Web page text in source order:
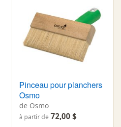
Pinceau pour planchers
Osmo
de Osmo
à partir de 72,00 $